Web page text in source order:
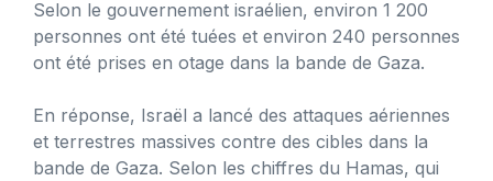
Selon le gouvernement israélien, environ 1 200
personnes ont été tuées et environ 240 personnes
ont été prises en otage dans la bande de Gaza.
En réponse, Israël a lancé des attaques aériennes
et terrestres massives contre des cibles dans la
bande de Gaza. Selon les chiffres du Hamas, qui